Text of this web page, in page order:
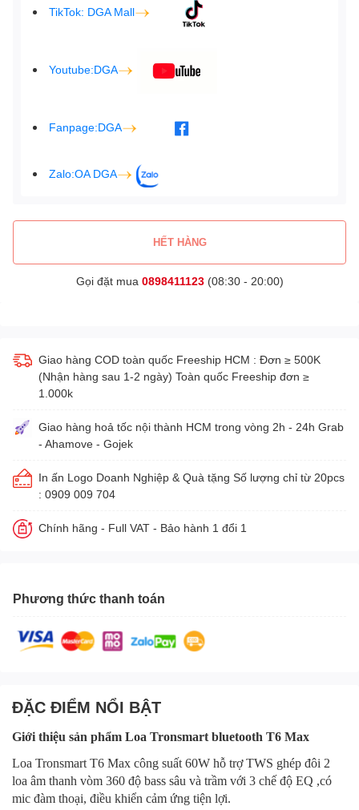
TikTok: DGA Mall
Youtube:DGA
Fanpage:DGA
Zalo:OA DGA
HẾT HÀNG
Gọi đặt mua 0898411123(08:30 - 20:00)
Giao hàng COD toàn quốc Freeship HCM : Đơn ≥ 500K
(Nhận hàng sau 1-2 ngày) Toàn quốc Freeship đơn ≥
1.000k
Giao hàng hoả tốc nội thành HCM trong vòng 2h - 24h Grab
- Ahamove - Gojek
In ấn Logo Doanh Nghiệp & Quà tặng Số lượng chỉ từ 20pcs
: 0909 009 704
Chính hãng - Full VAT - Bảo hành 1 đổi 1
Phương thức thanh toán
ĐẶC ĐIỂM NỔI BẬT
Giới thiệu sản phẩm Loa Tronsmart bluetooth T6 Max
Loa Tronsmart T6 Max công suất 60W hỗ trợ TWS ghép đôi 2
loa âm thanh vòm 360 độ bass sâu và trầm với 3 chế độ EQ ,có
mic đàm thoại, điều khiển cảm ứng tiện lợi.